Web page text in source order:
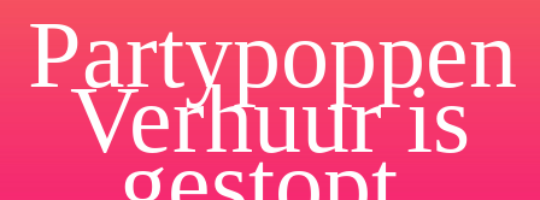
Partypoppen
Verhuur is